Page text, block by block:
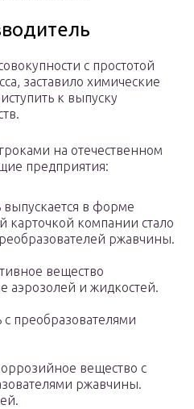
с простотой
заставило химические
к выпуску
на отечественном
предприятия:
в форме
карточкой компании стало
ржавчины.
вещество
аэрозолей и жидкостей.
с преобразователями
вещество с
ржавчины.